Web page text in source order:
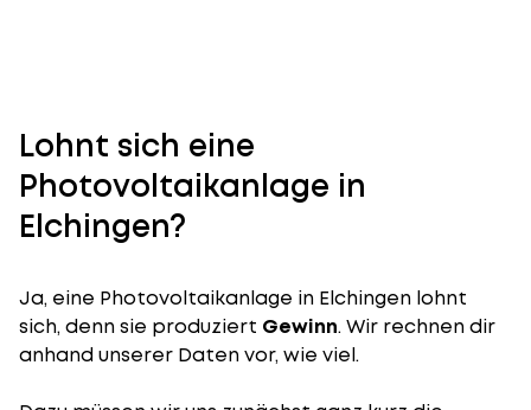
Lohnt sich eine
Photovoltaikanlage in
Elchingen?
Ja, eine Photovoltaikanlage in Elchingen lohnt
sich, denn sie produziert Gewinn. Wir rechnen dir
anhand unserer Daten vor, wie viel.